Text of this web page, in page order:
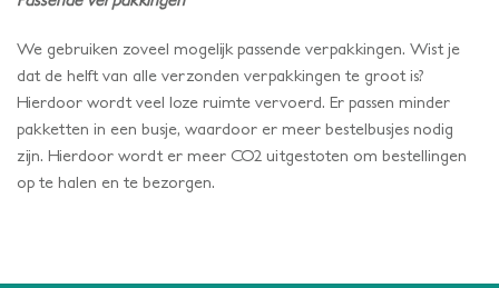
We gebruiken zoveel mogelijk passende verpakkingen. Wist je
dat de helft van alle verzonden verpakkingen te groot is?
Hierdoor wordt veel loze ruimte vervoerd. Er passen minder
pakketten in een busje, waardoor er meer bestelbusjes nodig
zijn. Hierdoor wordt er meer CO2 uitgestoten om bestellingen
op te halen en te bezorgen.